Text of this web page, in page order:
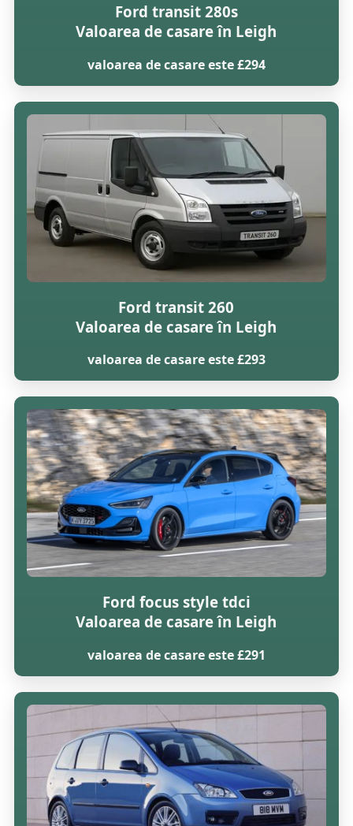
Ford transit 280s
Valoarea de casare în Leigh
valoarea de casare este £294
Ford transit 260
Valoarea de casare în Leigh
valoarea de casare este £293
Ford focus style tdci
Valoarea de casare în Leigh
valoarea de casare este £291